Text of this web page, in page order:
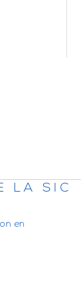
LA SIC
en